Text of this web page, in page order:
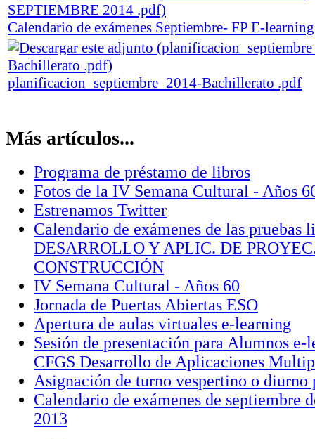
Calendario de exámenes Septiembre- FP E-learning
planificacion_septiembre_2014-Bachillerato .pdf
Más artículos...
Programa de préstamo de libros
Fotos de la IV Semana Cultural - Años
Estrenamos Twitter
Calendario de exámenes de las pruebas
DESARROLLO Y APLIC. DE
CONSTRUCCIÓN
IV Semana Cultural - Años 60
Jornada de Puertas Abiertas ESO
Apertura de aulas virtuales e-learning
Sesión de presentación para Alumnos e-
CFGS Desarrollo de Aplicaciones
Asignación de turno vespertino o diurno
Calendario de exámenes de septiembre
2013